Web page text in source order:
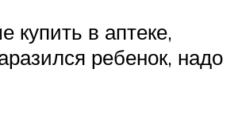
купить в аптеке,
ребенок, надо